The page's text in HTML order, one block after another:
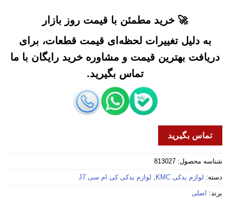
🚀 خرید مطمئن با قیمت روز بازار
به دلیل تغییرات لحظه‌ای قیمت قطعات، برای
دریافت بهترین قیمت و مشاوره خرید رایگان با ما
تماس بگیرید.
تماس بگیرید
شناسه محصول: 813027
دسته: لوازم یدکی KMC , لوازم یدکی کی ام سی J7
برند: اصلی